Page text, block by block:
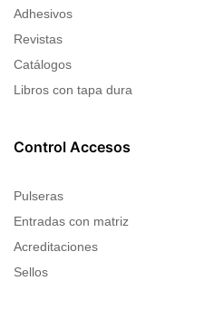
Adhesivos
Revistas
Catálogos
Libros con tapa dura
Control Accesos
Pulseras
Entradas con matriz
Acreditaciones
Sellos